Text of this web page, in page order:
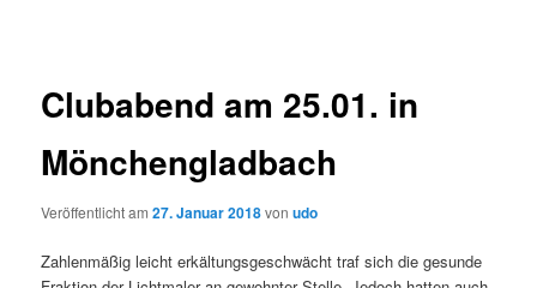
Clubabend am 25.01. in
Mönchengladbach
Veröffentlicht am27. Januar 2018vonudo
Zahlenmäßig leicht erkältungsgeschwächt traf sich die gesunde